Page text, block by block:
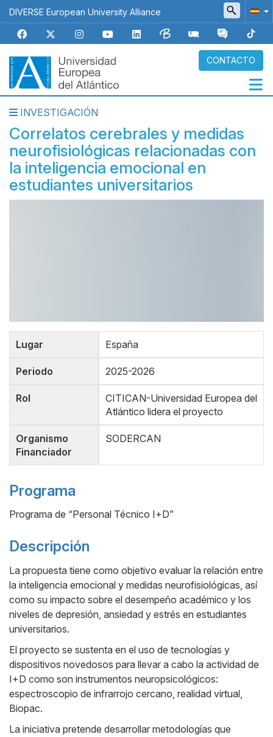
Pasar
al
contenido
principal
DIVERSE European University Alliance
CONTACTO
Navegación
principal
INVESTIGACIÓN
Correlatos cerebrales y medidas
neurofisiológicas relacionadas con
la inteligencia emocional en
estudiantes universitarios
Lugar España
Periodo 2025-2026
Rol
CITICAN-Universidad Europea del
Atlántico lidera el proyecto
Organismo
Financiador
SODERCAN
Programa
Programa de “Personal Técnico I+D”
Descripción
La propuesta tiene como objetivo evaluar la relación entre
la inteligencia emocional y medidas neurofisiológicas, así
como su impacto sobre el desempeño académico y los
niveles de depresión, ansiedad y estrés en estudiantes
universitarios.
El proyecto se sustenta en el uso de tecnologías y
dispositivos novedosos para llevar a cabo la actividad de
I+D como son instrumentos neuropsicológicos:
espectroscopio de infrarrojo cercano, realidad virtual,
Biopac.
La iniciativa pretende desarrollar metodologías que